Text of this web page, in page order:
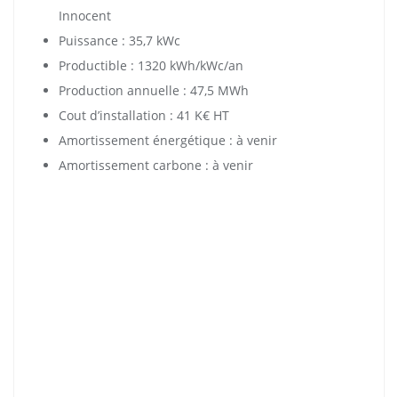
Innocent
Puissance : 35,7 kWc
Productible : 1320 kWh/kWc/an
Production annuelle : 47,5 MWh
Cout d’installation : 41 K€ HT
Amortissement énergétique : à venir
Amortissement carbone : à venir